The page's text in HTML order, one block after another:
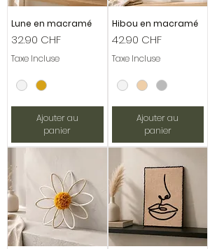
Lune en macramé
Prix
32.90 CHF
Taxe Incluse
Ajouter au
panier
Hibou en macramé
Prix
42.90 CHF
Taxe Incluse
Ajouter au
panier